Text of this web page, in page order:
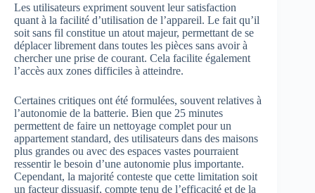
Les utilisateurs expriment souvent leur satisfaction
quant à la facilité d’utilisation de l’appareil. Le fait qu’il
soit sans fil constitue un atout majeur, permettant de se
déplacer librement dans toutes les pièces sans avoir à
chercher une prise de courant. Cela facilite également
l’accès aux zones difficiles à atteindre.
Certaines critiques ont été formulées, souvent relatives à
l’autonomie de la batterie. Bien que 25 minutes
permettent de faire un nettoyage complet pour un
appartement standard, des utilisateurs dans des maisons
plus grandes ou avec des espaces vastes pourraient
ressentir le besoin d’une autonomie plus importante.
Cependant, la majorité conteste que cette limitation soit
un facteur dissuasif, compte tenu de l’efficacité et de la